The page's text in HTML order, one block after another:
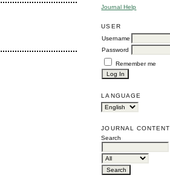
Journal Help
USER
Username
Password
Remember me
LANGUAGE
JOURNAL CONTENT
Search